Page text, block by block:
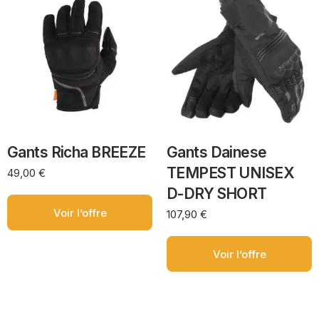
Gants Richa BREEZE
49,00 €
Voir l’offre
Gants Dainese
TEMPEST UNISEX
D-DRY SHORT
107,90 €
Voir l’offre